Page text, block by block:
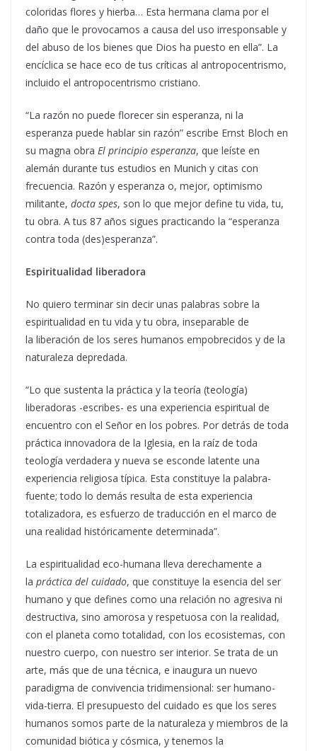
coloridas flores y hierba… Esta hermana clama por el
daño que le provocamos a causa del uso irresponsable y
del abuso de los bienes que Dios ha puesto en ella”. La
encíclica se hace eco de tus críticas al antropocentrismo,
incluido el antropocentrismo cristiano.
“La razón no puede florecer sin esperanza, ni la
esperanza puede hablar sin razón” escribe Ernst Bloch en
su magna obra El principio esperanza, que leíste en
alemán durante tus estudios en Munich y citas con
frecuencia. Razón y esperanza o, mejor, optimismo
militante, docta spes, son lo que mejor define tu vida, tu,
tu obra. A tus 87 años sigues practicando la “esperanza
contra toda (des)esperanza”.
Espiritualidad liberadora
No quiero terminar sin decir unas palabras sobre la
espiritualidad en tu vida y tu obra, inseparable de
la liberación de los seres humanos empobrecidos y de la
naturaleza depredada.
“Lo que sustenta la práctica y la teoría (teología)
liberadoras -escribes- es una experiencia espiritual de
encuentro con el Señor en los pobres. Por detrás de toda
práctica innovadora de la Iglesia, en la raíz de toda
teología verdadera y nueva se esconde latente una
experiencia religiosa típica. Esta constituye la palabra-
fuente; todo lo demás resulta de esta experiencia
totalizadora, es esfuerzo de traducción en el marco de
una realidad históricamente determinada”.
La espiritualidad eco-humana lleva derechamente a
la práctica del cuidado, que constituye la esencia del ser
humano y que defines como una relación no agresiva ni
destructiva, sino amorosa y respetuosa con la realidad,
con el planeta como totalidad, con los ecosistemas, con
nuestro cuerpo, con nuestro ser interior. Se trata de un
arte, más que de una técnica, e inaugura un nuevo
paradigma de convivencia tridimensional: ser humano-
vida-tierra. El presupuesto del cuidado es que los seres
humanos somos parte de la naturaleza y miembros de la
comunidad biótica y cósmica, y tenemos la